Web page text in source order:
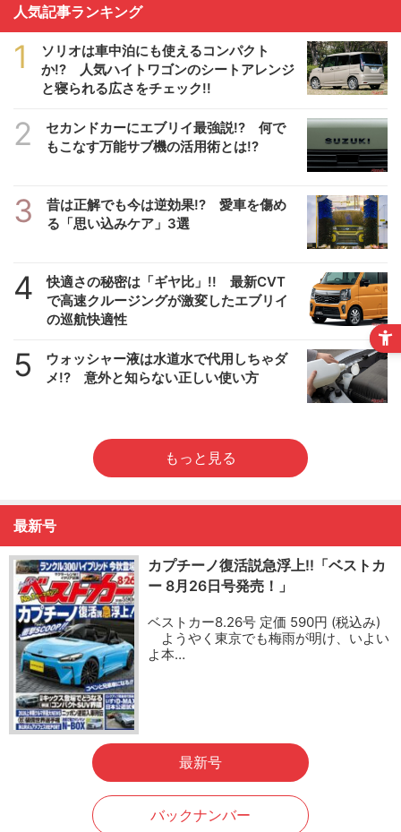
人気記事ランキング
1
ソリオは車中泊にも使えるコンパクト
か!? 人気ハイトワゴンのシートアレンジ
と寝られる広さをチェック!!
2
セカンドカーにエブリイ最強説!? 何で
もこなす万能サブ機の活用術とは!?
3
昔は正解でも今は逆効果!? 愛車を傷め
る「思い込みケア」3選
4
快適さの秘密は「ギヤ比」!! 最新CVT
で高速クルージングが激変したエブリイ
の巡航快適性
5
ウォッシャー液は水道水で代用しちゃダ
メ!? 意外と知らない正しい使い方
もっと見る
最新号
カプチーノ復活説急浮上!!「ベストカ
ー 8月26日号発売！」
ベストカー8.26号 定価 590円 (税込み)
ようやく東京でも梅雨が明け、いよい
よ本…
最新号
バックナンバー